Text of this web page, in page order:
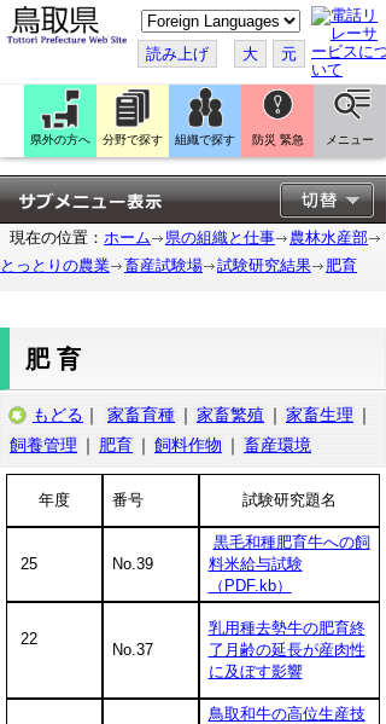
こ
の
ペ
ー
ジ
翻
訳
す
る
読み上げ 大 元
県外の方へ 分野で探す 組織で探す 防災 緊急 メニュー
現在の位置： ホーム 県の組織と仕事
農林水産部
とっとりの農業
畜産試験場 試験研究結果 肥育
肥育
もどる ｜ 家畜育種 ｜ 家畜繁殖 ｜ 家畜生理 ｜
飼養管理 ｜ 肥育 ｜ 飼料作物 ｜ 畜産環境
年度 番号 試験研究題名
25 No.39
黒毛和種肥育牛への飼
料米給与試験
（PDF.kb）
22
No.37
乳用種去勢牛の肥育終
了月齢の延長が産肉性
に及ぼす影響
鳥取和牛の高位生産技